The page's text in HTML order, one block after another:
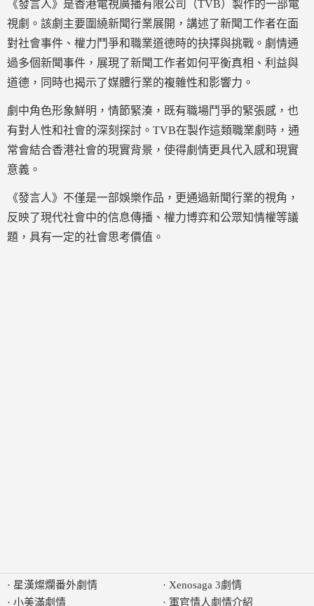
《發言人》是香港電視廣播有限公司（TVB）製作的一部電
視劇。該劇主要圍繞新聞行業展開，講述了新聞工作者在面
對社會事件、權力鬥爭和職業道德時的抉擇與挑戰。劇情通
過多個新聞事件，展現了新聞工作者如何平衡真相、利益與
道德，同時也揭示了媒體行業的複雜性和影響力。
劇中角色形象鮮明，情節緊湊，既有職場鬥爭的緊張感，也
有對人性和社會的深刻探討。TVB在製作這類職業劇時，通
常會結合香港社會的現實背景，使得劇情更具代入感和現實
意義。
《發言人》不僅是一部娛樂作品，更通過新聞行業的視角，
反映了現代社會中的信息傳播、權力博弈和公眾知情權等議
題，具有一定的社會思考價值。
· 星漢燦爛番外劇情
· 小美滿劇情
· Xenosaga 3劇情
· 軍官情人劇情介紹